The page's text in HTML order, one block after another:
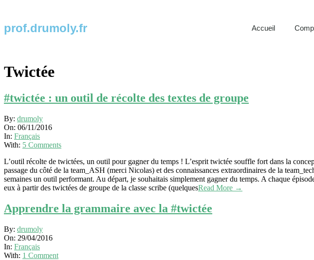
prof.drumoly.fr Accueil
Twictée
#twictée : un outil de récolte des textes de groupe
By: drumoly
On: 06/11/2016
In: Français
With: 5 Comments
L’outil récolte de twictées, un outil pour gagner du temps ! L’esprit twictée souffle fort dans la
passage du côté de la team_ASH (merci Nicolas) et des connaissances extraordinaires de la
semaines un outil performant. Au départ, je souhaitais simplement gagner du temps. A chaque
eux à partir des twictées de groupe de la classe scribe (quelquesRead More →
Apprendre la grammaire avec la #twictée
By: drumoly
On: 29/04/2016
In: Français
With: 1 Comment